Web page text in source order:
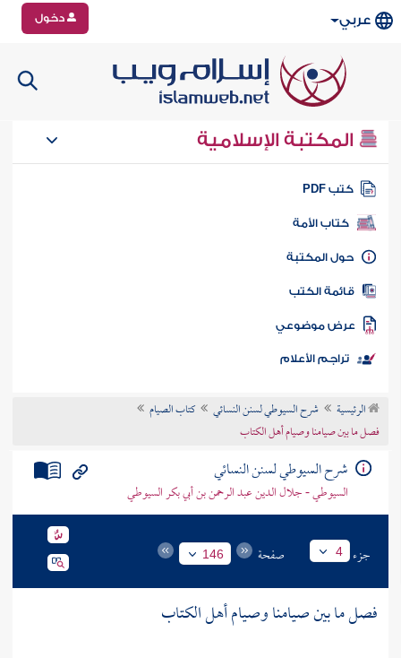
عربي دخول
المكتبة الإسلامية
كتب PDF
كتاب الأمة
المكتبة
الكتب
موضوعي
تراجم الأعلام
الرئيسية شرح السيوطي لسنن النسائي
كتاب الصيام
فصل ما بين صيامنا وصيام أهل الكتاب
شرح السيوطي لسنن النسائي
السيوطي - جلال الدين عبد الرحمن بن أبي بكر السيوطي
جزء 4 صفحة 146
فصل ما بين صيامنا وصيامأهل الكتاب